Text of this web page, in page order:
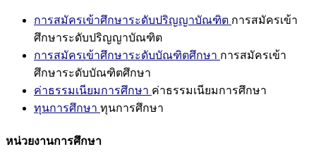
การสมัครเข้าศึกษาระดับปริญญาบัณฑิต การสมัครเข้า
ศึกษาระดับปริญญาบัณฑิต
การสมัครเข้าศึกษาระดับบัณฑิตศึกษา การสมัครเข้า
ศึกษาระดับบัณฑิตศึกษา
ค่าธรรมเนียมการศึกษา ค่าธรรมเนียมการศึกษา
ทุนการศึกษา ทุนการศึกษา
หน่วยงานการศึกษา